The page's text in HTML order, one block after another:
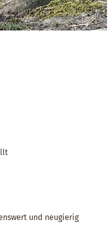
und neugierig